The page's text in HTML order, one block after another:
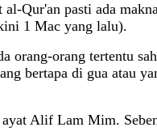
al-Qur'an pasti ada
1 Mac yang lalu).
orang tertentu
bertapa di gua atau
Alif Lam Mim.